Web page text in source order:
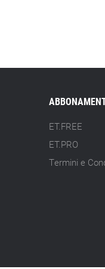
ET.FREE
ET.PRO
Termini e